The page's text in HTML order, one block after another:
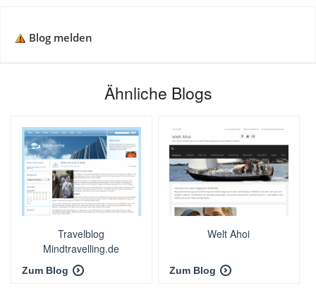
Blog melden
Ähnliche Blogs
Travelblog
Mindtravelling.de
Zum Blog
Welt Ahoi
Zum Blog